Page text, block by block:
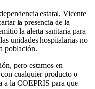
estatal, Vicente
la presencia de la
la alerta sanitaria para
unidades hospitalarias no
población.
pero estamos en
cualquier producto o
a la COEPRIS para que